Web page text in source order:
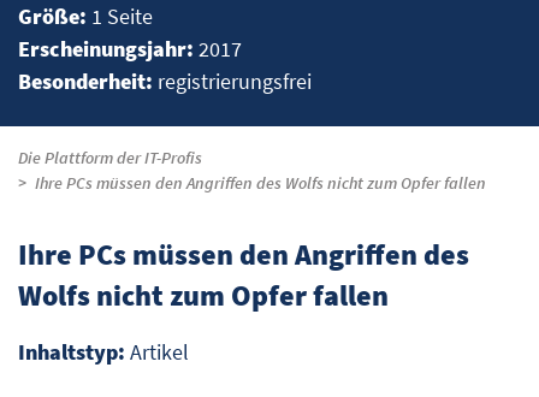
Größe: 1 Seite
Erscheinungsjahr: 2017
Besonderheit: registrierungsfrei
Die Plattform der IT-Profis
Ihre PCs müssen den Angriffen des Wolfs nicht zum Opfer fallen
Ihre PCs müssen den Angriffen des
Wolfs nicht zum Opfer fallen
Inhaltstyp: Artikel